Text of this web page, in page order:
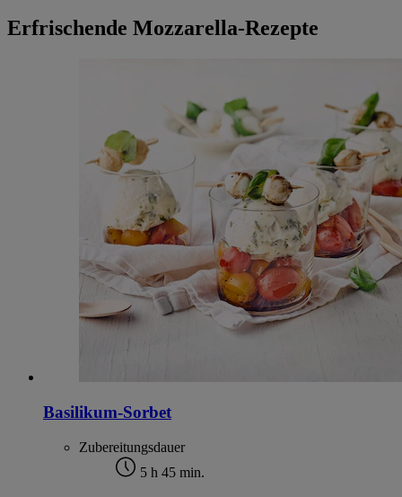
Erfrischende Mozzarella-Rezepte
Basilikum-Sorbet
Zubereitungsdauer
5 h 45 min.